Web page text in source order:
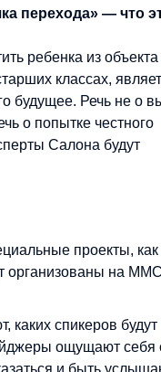
перехода» — что
ребенка из объекта
классах,
будущее. Речь не о
о попытке честного
Салона будут
проекты, как
организованы на
каких спикеров будут
ощущают
и быть